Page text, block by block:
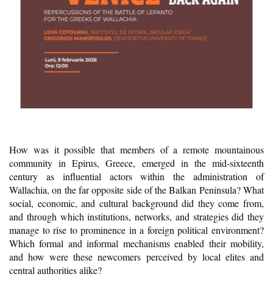
How was it possible that members of a remote mountainous
community in Epirus, Greece, emerged in the mid-sixteenth
century as influential actors within the administration of
Wallachia, on the far opposite side of the Balkan Peninsula? What
social, economic, and cultural background did they come from,
and through which institutions, networks, and strategies did they
manage to rise to prominence in a foreign political environment?
Which formal and informal mechanisms enabled their mobility,
and how were these newcomers perceived by local elites and
central authorities alike?